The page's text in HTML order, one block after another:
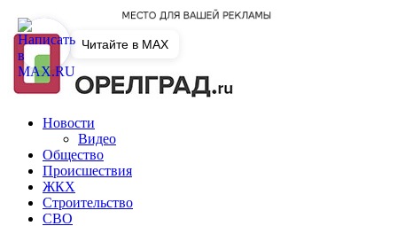
Новости
Видео
Общество
Происшествия
ЖКХ
Строительство
СВО
Читайте в MAX